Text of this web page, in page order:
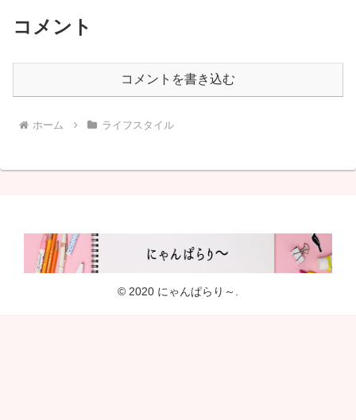
コメント
コメントを書き込む
ホーム ライフスタイル
© 2020 にゃんぱらり～.